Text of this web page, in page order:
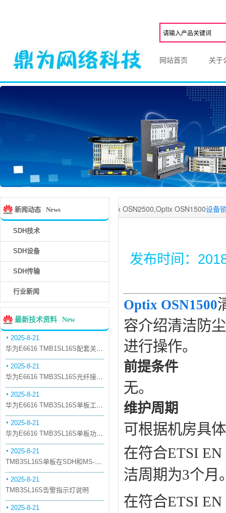
网站首页 关于
新闻动态 News
SDH技术
SDH设备
SDH传输
行业新闻
最新技术资料 New
2025-8-21
华为E6616 TMB1SL16S配套关系和替代关系
2025-8-21
华为E6616 TMB3SL16S光纤接口板槽位占用介绍
2025-8-21
华为E6616 TMB3SL16S单板工作原理和信号流
2025-8-21
华为E6616 TMB3SL16S单板功能和机械指标
2025-8-21
TMB3SL16S单板在SDH和MS-OTN模式下的应用
2025-8-21
TMB3SL16S告警指示灯说明
2025-8-21
事华为Optix OSN3500 Optix OSN2500,Optix OSN1500设备销售的公
发布时间：
Optix OSN1500
容介绍清洁防
进行操作。
前提条件
无。
维护周期
可根据机房具
在符合ETSI
洁周期为3个月
在符合ETSI